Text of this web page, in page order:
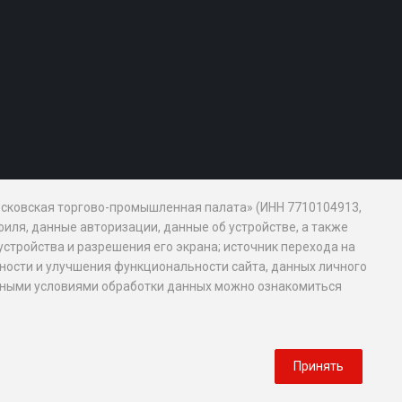
торгово-промышленная палата» (ИНН 7710104913,
данные авторизации, данные об устройстве, а также
и разрешения его экрана; источник перехода на
и улучшения функциональности сайта, данных личного
условиями обработки данных можно ознакомиться
Принять